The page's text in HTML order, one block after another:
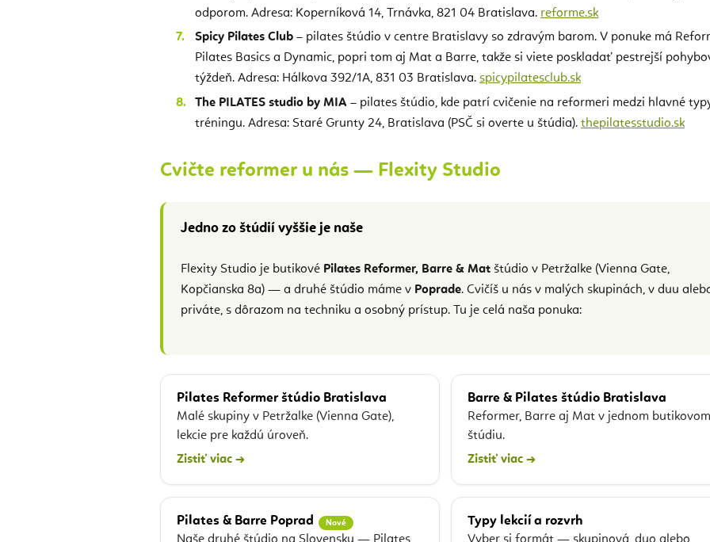
odporom. Adresa: Koperníková 14, Trnávka, 821 04 Bratislava. reforme.sk
Spicy Pilates Club – pilates štúdio v centre Bratislavy so zdravým barom. V ponuke má
Pilates Basics a Dynamic, popri tom aj Mat a Barre, takže si viete poskladať pestrejší
týždeň. Adresa: Hálkova 392/1A, 831 03 Bratislava. spicypilatesclub.sk
The PILATES studio by MIA – pilates štúdio, kde patrí cvičenie na reformeri medzi hlavné
tréningu. Adresa: Staré Grunty 24, Bratislava (PSČ si overte u štúdia). thepilatesstudio.sk
Cvičte reformer u nás — Flexity Studio
Jedno zo štúdií vyššie je naše
Flexity Studio je butikové Pilates Reformer, Barre & Matštúdio v Petržalke (Vienna Gate,
Kopčianska 8a) — a druhé štúdio máme v Poprade. Cvičíš u nás v malých skupinách, v duu
priváte, s dôrazom na techniku a osobný prístup. Tu je celá naša ponuka:
Pilates Reformer štúdio Bratislava
Malé skupiny v Petržalke (Vienna Gate),
lekcie pre každú úroveň.
Zistiť viac →
Barre & Pilates štúdio Bratislava
Reformer, Barre aj Mat v jednom
štúdiu.
Zistiť viac →
Pilates & Barre Poprad Nové Typy lekcií a rozvrh